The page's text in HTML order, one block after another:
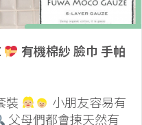
有機棉紗 臉巾 手帕
裝
小朋友容易有
父母們都會揀天然有